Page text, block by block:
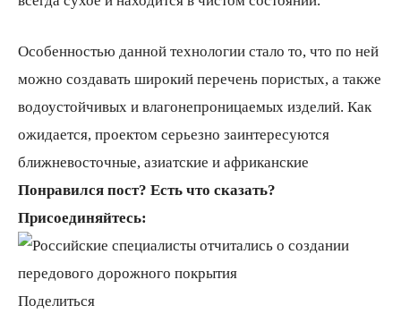
Особенностью данной технологии стало то, что по ней
можно создавать широкий перечень пористых, а также
водоустойчивых и влагонепроницаемых изделий. Как
ожидается, проектом серьезно заинтересуются
ближневосточные, азиатские и африканские
Понравился пост? Есть что сказать?
Присоединяйтесь:
Поделиться